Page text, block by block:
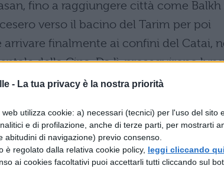
- La tua privacy è la nostra priorità
utilizza cookie: a) necessari (tecnici) per l'uso del sito
e di profilazione, anche di terze parti, per mostrarti
abitudini di navigazione) previo consenso.
è regolato dalla relativa cookie policy, leggi cliccando qui
ai cookies facoltativi puoi accettarli tutti cliccando sul
fino a raggiungere città come Balkh
verso il bacino del Tarim per poi
arrivare finalmente ai confini del Catai,
della Cina. Da lì, proseguirono
Giallo, raggiungendo infineKhanbaliq
incarichi in Cina e il